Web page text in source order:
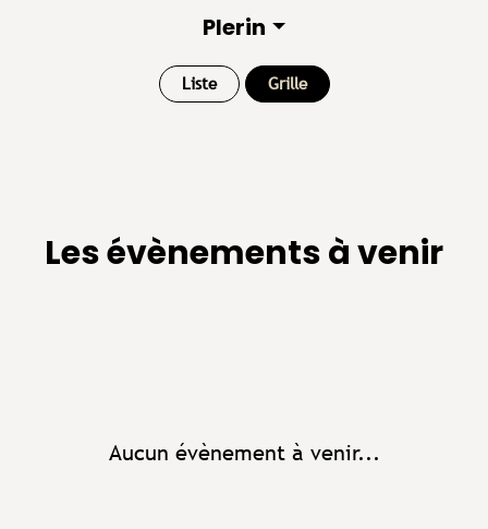
Plerin
Liste Grille
Les évènements à venir
Aucun évènement à venir...